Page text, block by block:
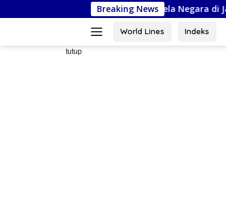
ke
Breaking News
Kejurnas Piala Bela Negara di Jakarta, Kadispora
World Lines Indeks
tutup